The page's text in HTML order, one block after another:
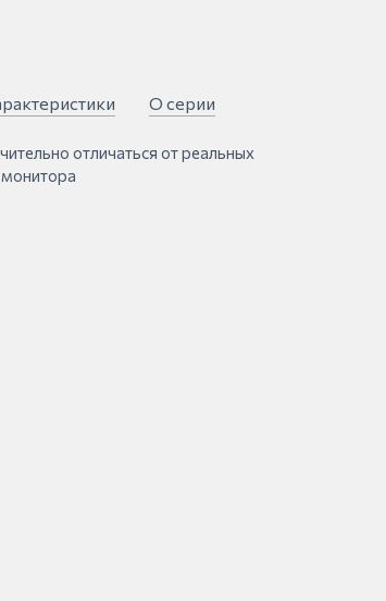
О серии
отличаться от реальных